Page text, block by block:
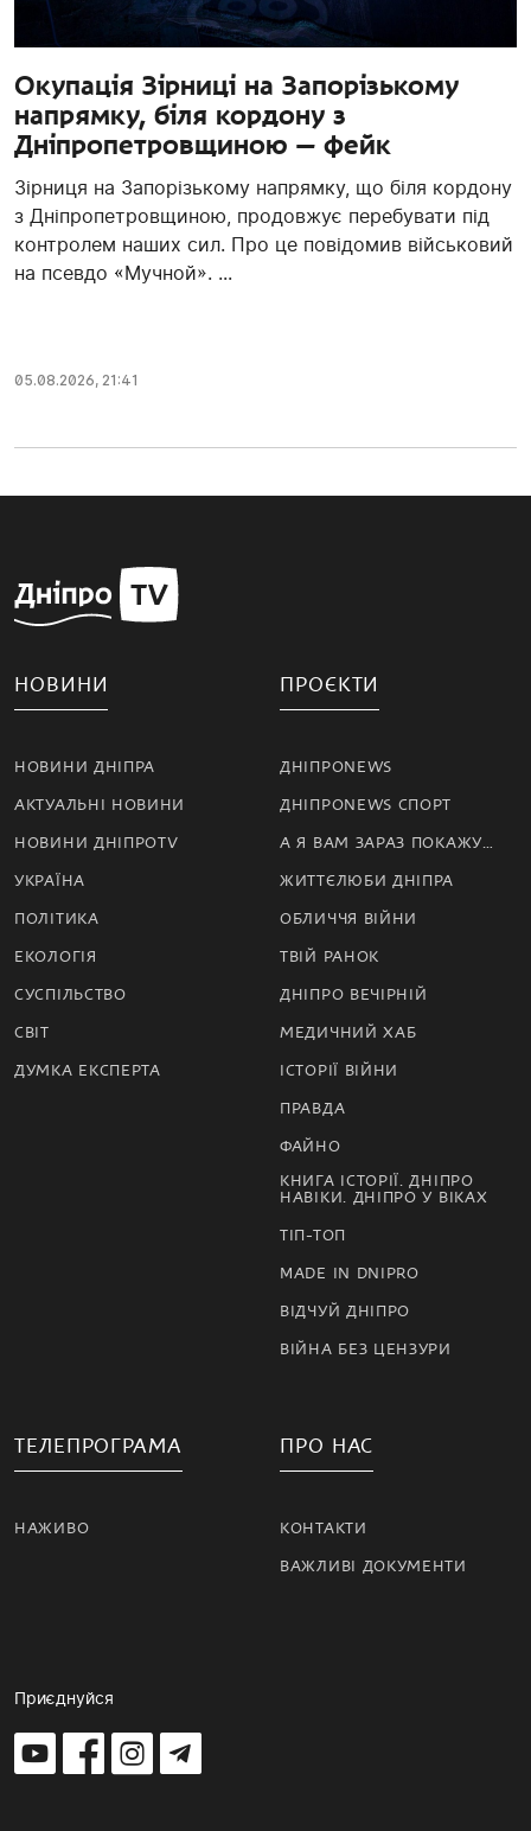
Окупація Зірниці на Запорізькому
напрямку, біля кордону з
Дніпропетровщиною — фейк
Зірниця на Запорізькому напрямку, що біля кордону
з Дніпропетровщиною, продовжує перебувати під
контролем наших сил. Про це повідомив військовий
на псевдо «Мучной». ...
05.08.2026, 21:41
НОВИНИ
НОВИНИ ДНІПРА
АКТУАЛЬНІ НОВИНИ
НОВИНИ ДНІПРОTV
УКРАЇНА
ПОЛІТИКА
ЕКОЛОГІЯ
СУСПІЛЬСТВО
СВІТ
ДУМКА ЕКСПЕРТА
ПРОЄКТИ
ДНІПРОNEWS
ДНІПРОNEWS СПОРТ
А Я ВАМ ЗАРАЗ ПОКАЖУ…
ЖИТТЄЛЮБИ ДНІПРА
ОБЛИЧЧЯ ВІЙНИ
ТВІЙ РАНОК
ДНІПРО ВЕЧІРНІЙ
МЕДИЧНИЙ ХАБ
ІСТОРІЇ ВІЙНИ
ПРАВДА
ФАЙНО
КНИГА ІСТОРІЇ. ДНІПРО
НАВІКИ. ДНІПРО У ВІКАХ
ТІП-ТОП
MADE IN DNIPRO
ВІДЧУЙ ДНІПРО
ВІЙНА БЕЗ ЦЕНЗУРИ
ТЕЛЕПРОГРАМА
НАЖИВО
ПРО НАС
КОНТАКТИ
ВАЖЛИВІ ДОКУМЕНТИ
Приєднуйся